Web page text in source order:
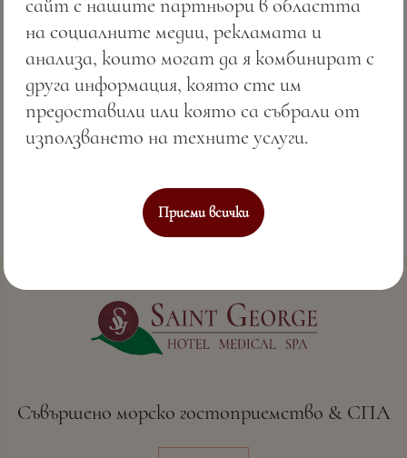
Това не е просто розе. Това е Soulmate в
чашата.
Защото някои срещи остават завинаги —
особено при 13% розова хармония от Черно
море.
Съвършено морско гостоприемство & СПА
на социалните медии, рекламата и
анализа, които могат да я комбинират с
друга информация, която сте им
предоставили или която са събрали от
използването на техните услуги.
Приеми всички